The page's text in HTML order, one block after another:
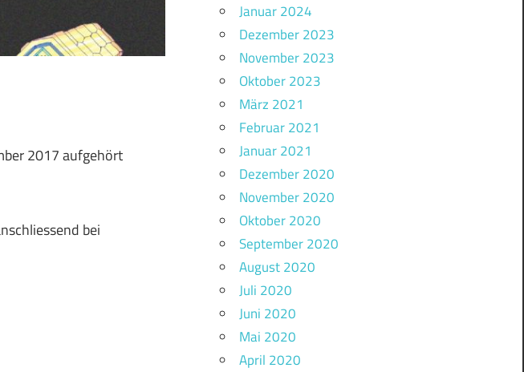
2017 aufgehört
bei
Januar 2024
Dezember 2023
November 2023
Oktober 2023
März 2021
Februar 2021
Januar 2021
Dezember 2020
November 2020
Oktober 2020
September 2020
August 2020
Juli 2020
Juni 2020
Mai 2020
April 2020